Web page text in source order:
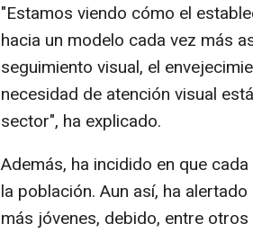
"Estamos viendo cómo el
hacia un modelo cada vez más
seguimiento visual, el
necesidad de atención visual
sector", ha explicado.
Además, ha incidido en que
la población. Aun así, ha
más jóvenes, debido, entre